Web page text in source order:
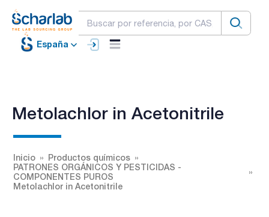
España
Metolachlor in Acetonitrile
Inicio
Productos químicos
PATRONES ORGÁNICOS Y PESTICIDAS -
COMPONENTES PUROS
Metolachlor in Acetonitrile